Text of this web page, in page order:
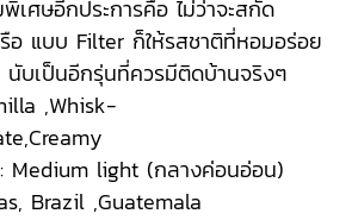
เศษอีกประการคือ ไม่ว่าจะสกัด
อ แบบ Filter ก็ให้รสชาติที่หอมอร่อย
นับเป็นอีกรุ่นที่ควรมีติดบ้านจริงๆ
,Whisk-
Medium light (กลางค่อนอ่อน)
Brazil ,Guatemala